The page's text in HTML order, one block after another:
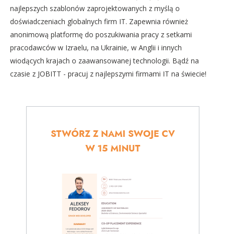
najlepszych szablonów zaprojektowanych z myślą o
doświadczeniach globalnych firm IT. Zapewnia również
anonimową platformę do poszukiwania pracy z setkami
pracodawców w Izraelu, na Ukrainie, w Anglii i innych
wiodących krajach o zaawansowanej technologii. Bądź na
czasie z JOBITT - pracuj z najlepszymi firmami IT na świecie!
STWÓRZ Z NAMI SWOJE CV
W 15 MINUT